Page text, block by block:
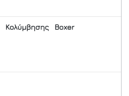
Κολύμβησης
Boxer